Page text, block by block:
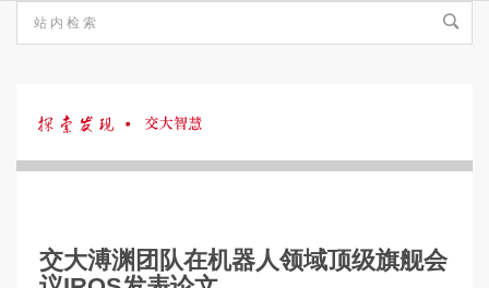
探
发
交大溥渊团队在机器人领域顶级旗舰会